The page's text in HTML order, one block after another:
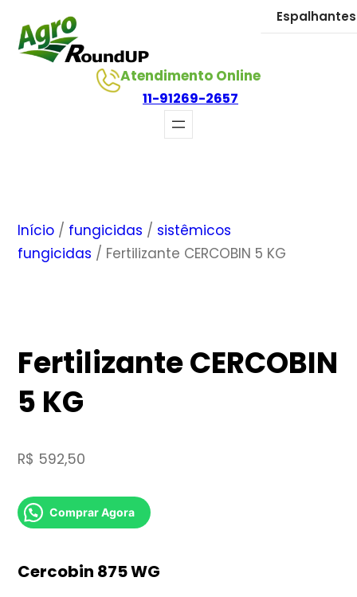
para
Atendimento Online
11-91269-2657
Espalhantes
Início / fungicidas / sistêmicos
fungicidas / Fertilizante CERCOBIN 5 KG
Fertilizante CERCOBIN
5 KG
R$ 592,50
Comprar Agora
Cercobin 875 WG